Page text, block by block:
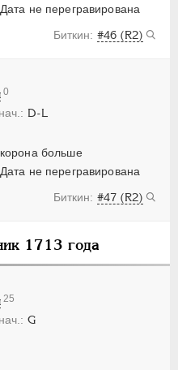
не перегравирована
#46 (R2)
D-L
больше
не перегравирована
#47 (R2)
0
1713 года
G
25